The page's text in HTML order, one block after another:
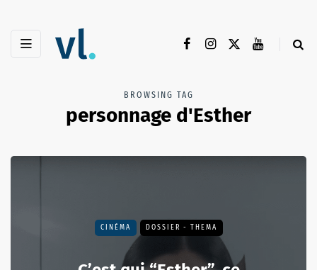
BROWSING TAG
personnage d'Esther
CINÉMA DOSSIER - THEMA